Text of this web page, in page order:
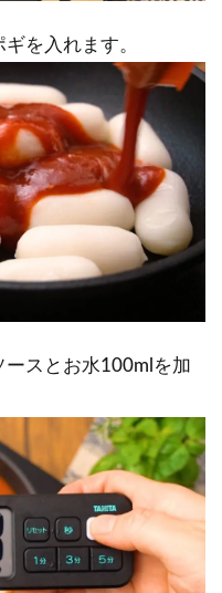
を入れます。
スとお水100mlを加